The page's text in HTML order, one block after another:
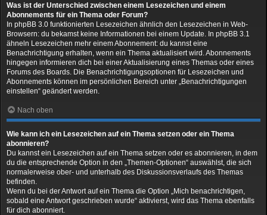
Was ist der Unterschied zwischen einem Lesezeichen und einem
Abonnements für ein Thema oder Forum?
In phpBB 3.0 funktionierten Lesezeichen ähnlich den Lesezeichen in Web-
Browsern: du bekamst keine Informationen bei einem Update. In phpBB 3.1
ähneln Lesezeichen mehr einem Abonnement: du kannst eine
Benachrichtigung erhalten, wenn ein Thema aktualisiert wird. Abonnements
hingegen informieren dich bei einer Aktualisierung eines Themas oder eines
Forums des Boards. Die Benachrichtigungsoptionen für Lesezeichen und
Abonnements können im persönlichen Bereich unter „Benachrichtigungen
einstellen“ geändert werden.
Nach oben
Wie kann ich ein Lesezeichen auf ein Thema setzen oder ein Thema
abonnieren?
Du kannst ein Lesezeichen auf ein Thema setzen oder es abonnieren, in dem
du die entsprechende Option in den „Themen-Optionen“ auswählst, die sich
normalerweise ober- und unterhalb des Diskussionsverlaufs des Themas
befinden.
Wenn du bei der Antwort auf ein Thema die Option „Mich benachrichtigen,
sobald eine Antwort geschrieben wurde“ aktivierst, wird das Thema ebenfalls
für dich abonniert.